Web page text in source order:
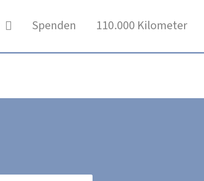
Spenden 110.000 Kilometer